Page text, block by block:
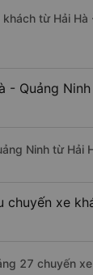
từ Hải
- Quảng
Ninh từ Hải
chuyến xe
27 chuyến